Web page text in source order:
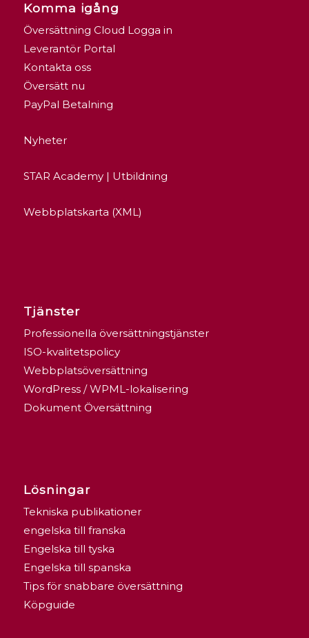
Komma igång
Översättning Cloud Logga in
Leverantör Portal
Kontakta oss
Översätt nu
PayPal Betalning
Nyheter
STAR Academy | Utbildning
Webbplatskarta (XML)
Tjänster
Professionella översättningstjänster
ISO-kvalitetspolicy
Webbplatsöversättning
WordPress / WPML-lokalisering
Dokument Översättning
Lösningar
Tekniska publikationer
engelska till franska
Engelska till tyska
Engelska till spanska
Tips för snabbare översättning
Köpguide